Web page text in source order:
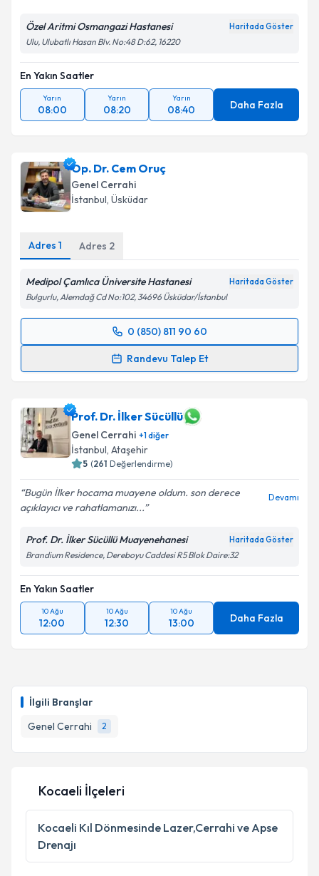
İlgili Branşlar
Genel Cerrahi
2
Özel Aritmi Osmangazi Hastanesi Haritada Göster
Ulu, Ulubatlı Hasan Blv. No:48 D:62, 16220
En Yakın Saatler
Yarın
08:00
Yarın
08:20
Yarın
08:40 Daha Fazla
Op. Dr. Cem Oruç
Genel Cerrahi
İstanbul, Üsküdar
Adres 1 Adres 2
Medipol Çamlıca Üniversite Hastanesi Haritada Göster
Bulgurlu, Alemdağ Cd No:102, 34696 Üsküdar/İstanbul
0 (850) 811 90 60
Randevu Talep Et
Randevu Takvimi Talebi
takvim hazırlandığında e-posta ile bilgilendireceğiz.
E-posta Adresiniz
Kişisel verilerimin işlenmesine ilişkin
kapsamda işlenmesini kabul ediyorum.
Prof. Dr. İlker Sücüllü
Genel Cerrahi +1diğer
İstanbul, Ataşehir
5 (261 Değerlendirme)
Bugün İlker hocama muayene oldum. son derece
açıklayıcı ve rahatlamanızı...
Devamı
Prof. Dr. İlker Sücüllü Muayenehanesi Haritada Göster
Brandium Residence, Dereboyu Caddesi R5 Blok Daire:32
En Yakın Saatler
10 Ağu
12:00
10 Ağu
12:30
10 Ağu
13:00 Daha Fazla
Kocaeli İlçeleri
Kocaeli Kıl Dönmesinde Lazer,Cerrahi ve Apse
Drenajı